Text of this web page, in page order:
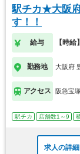
駅チカ★大阪
す！！
給与 【時
勤務地 大阪府
アクセス 阪急宝
駅チカ 店舗数1～9
求人の詳